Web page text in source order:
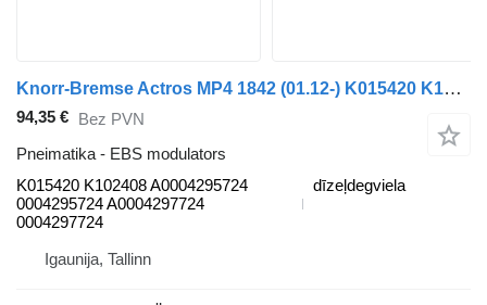
Knorr-Bremse Actros MP4 1842 (01.12-) K015420 K102408 EBS modulators paredzēts Mercedes-Benz Actros MP4 Antos Arocs (2012-) vilcēja
94,35 € Bez PVN
Pneimatika - EBS modulators
K015420 K102408 A0004295724
0004295724 A0004297724
0004297724
dīzeļdegviela
Igaunija, Tallinn